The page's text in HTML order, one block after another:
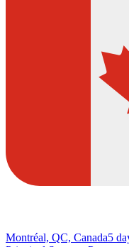
Montréal, QC, Canada5